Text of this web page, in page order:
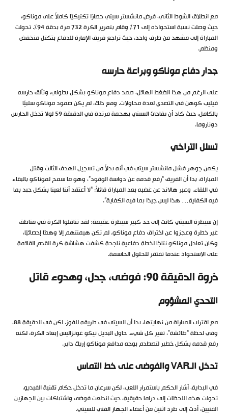
مع انطلاق الشوط الثاني، فرض مانشستر سيتي حصارًا تكتيكيًا كاملاً على موناكو،
حيث وصلت نسبة استحواذه إلى 71% وقام بتمرير الكرة 732 مرة بدقة 94%. تحولت
المباراة إلى مشهد من طرف واحد، حيث تراجع فريق الإمارة للدفاع بتكتل منخفض
ومنظم.
جدار دفاع موناكو وبراعة حارسه
على الرغم من هذا الضغط الهائل، صمد دفاع موناكو بشكل بطولي، وتألق حارسه
فيليب كوهن في التصدي لعدة محاولات. ومع ذلك، لم يكن صمود موناكو سلبيًا
بالكامل، حيث كاد أن يفاجئ السيتي بهجمة مرتدة في الدقيقة 59 لولا تدخل الحارس
دوناروما.
تسلل التراخي
يكمن جوهر فشل مانشستر سيتي في أنه بدلاً من تسجيل الهدف الثالث وقتل
المباراة، بدا أن الفريق “رفع قدمه عن دواسة الوقود”، وهو ما سمح لموناكو بالبقاء
في اللقاء. وعبر هالاند عن غضبه بعد المباراة قائلاً: “لا أعتقد أننا لعبنا بشكل جيد بما
فيه الكفاية… هذا ليس جيدًا بما فيه الكفاية”.
إن سيطرة السيتي كانت إلى حد كبير سيطرة عقيمة؛ لقد تناقلوا الكرة في مناطق
غير خطرة وعجزوا عن اختراق دفاع موناكو. لم تكن هيمنتهم إلا وهمًا إحصائيًا،
وكان تعادل موناكو نتاجًا لخطة دفاعية ناجحة كشفت هشاشة كرة القدم القائمة
على الاستحواذ عندما تفتقر للحلول الحاسمة.
ذروة الدقيقة 90: فوضى، جدل، وهدوء قاتل
التحدي المشؤوم
مع اقتراب المباراة من نهايتها، بدا أن السيتي في طريقه للفوز. لكن في الدقيقة 88،
وفي لحظة “طائشة”، تغير كل شيء. حاول البديل نيكو غونزاليس إبعاد الكرة، لكنه
رفع قدمه بشكل خطير لتصطدم بوجه مدافع موناكو إريك داير.
تدخل الـVAR والفوضى على خط التماس
في البداية، أشار الحكم باستمرار اللعب، لكن سرعان ما تدخل حكام تقنية الفيديو.
تحولت هذه اللحظات إلى دراما حقيقية، حيث اندلعت فوضى واشتباكات بين الجهازين
الفنيين، أدت إلى طرد اثنين من أعضاء الجهاز الفني للسيتي.